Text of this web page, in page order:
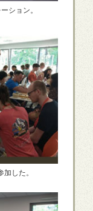
ション。
した。